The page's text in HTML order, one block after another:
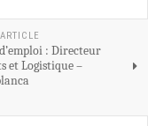
: Directeur
et Logistique –